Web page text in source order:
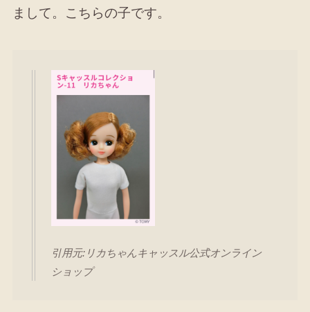
まして。こちらの子です。
引用元:リカちゃんキャッスル公式オンライン
ショップ